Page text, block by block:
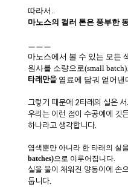
따라서..
마노스의 컬러 톤은 풍부한
ㅡㅡㅡ
마노스에서 볼 수 있는 모든
원사를 소량으로(small batch)
타래만을 염료에 담궈 얻어낸
그렇기 때문에 2타래의 실은
우리는 이런 점이 수공예에 깃
하나라고 생각합니다.
염색뿐만 아니라 한 타래의 실
batches)으로 이루어집니다.
실을 물이 채워진 양동이에 손
둡니다.